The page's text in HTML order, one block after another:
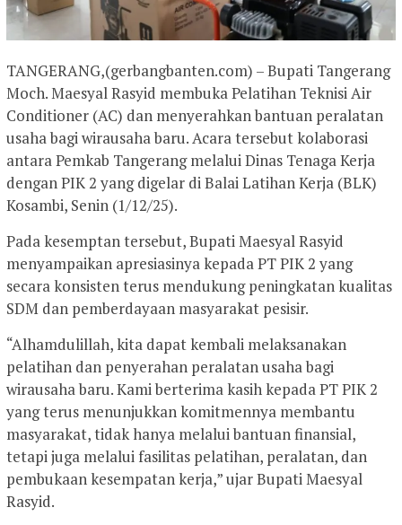
TANGERANG,(gerbangbanten.com) – Bupati Tangerang
Moch. Maesyal Rasyid membuka Pelatihan Teknisi Air
Conditioner (AC) dan menyerahkan bantuan peralatan
usaha bagi wirausaha baru. Acara tersebut kolaborasi
antara Pemkab Tangerang melalui Dinas Tenaga Kerja
dengan PIK 2 yang digelar di Balai Latihan Kerja (BLK)
Kosambi, Senin (1/12/25).
Pada kesemptan tersebut, Bupati Maesyal Rasyid
menyampaikan apresiasinya kepada PT PIK 2 yang
secara konsisten terus mendukung peningkatan kualitas
SDM dan pemberdayaan masyarakat pesisir.
“Alhamdulillah, kita dapat kembali melaksanakan
pelatihan dan penyerahan peralatan usaha bagi
wirausaha baru. Kami berterima kasih kepada PT PIK 2
yang terus menunjukkan komitmennya membantu
masyarakat, tidak hanya melalui bantuan finansial,
tetapi juga melalui fasilitas pelatihan, peralatan, dan
pembukaan kesempatan kerja,” ujar Bupati Maesyal
Rasyid.